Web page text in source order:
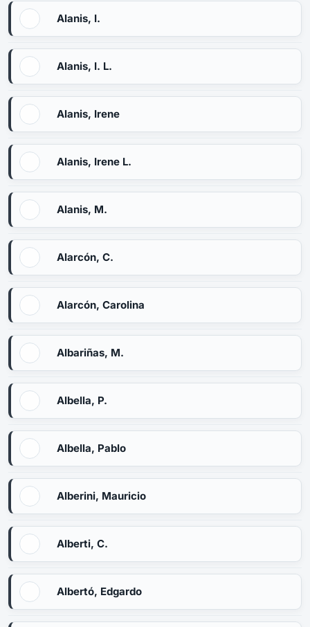
Alanis, I.
Alanis, I. L.
Alanis, Irene
Alanis, Irene L.
Alanis, M.
Alarcón, C.
Alarcón, Carolina
Albariñas, M.
Albella, P.
Albella, Pablo
Alberini, Mauricio
Alberti, C.
Albertó, Edgardo